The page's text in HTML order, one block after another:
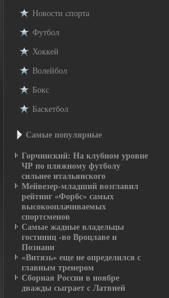
Новости cпорта
Футбол
Хоккей
Волейбол
Бокс
Баскетбол
Самые популярные
Горчинский: На клубном уровне
ЧР по пляжному футболу
сильнее итальянского
Мейвезер-младший возглавил
рейтинг «Форбс» самых
высокооплачиваемых
спортсменов
Самые жадные владельцы
гостиниц -во Вроцлаве и
Познани
«Витязь» еще не определился с
главным тренером
Сборная России в ноябре
дважды сыграет с Латвией